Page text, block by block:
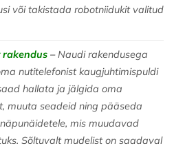
või takistada robotniidukit valitud
–Naudi rakendusega
nutitelefonist kaugjuhtimispuldi
hallata ja jälgida oma
muuta seadeid ning pääseda
mis muudavad
Sõltuvalt mudelist on saadaval